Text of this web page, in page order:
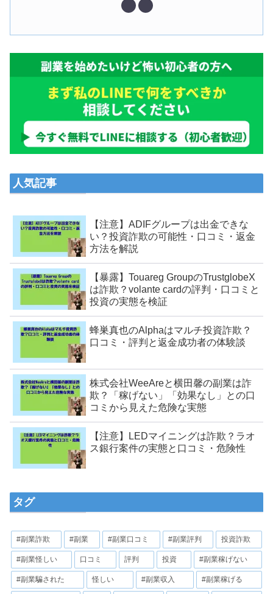
人気記事
【注意】ADIFグループは出金できな
い？投資詐欺の可能性・口コミ・返金
方法を解説
【暴露】Touareg GroupのTrustglobeX
は詐欺？volante cardの評判・口コミと
投資の実態を検証
蜂巣真也のAlphaはマルチ投資詐欺？
口コミ・評判と返金成功者の体験談
株式会社WeeAreと横田馨の副業は詐
欺？「稼げない」「効果なし」との口
コミから見えた危険な実態
【注意】LEDマイニングは詐欺？ラオ
ス銀行案件の実態と口コミ・危険性
タグ
#副業詐欺 #副業 #副業口コミ #副業評判 投資詐欺
#副業怪しい 口コミ 評判 投資 #副業稼げない
#副業騙された 怪しい #副業収入 #副業稼げる